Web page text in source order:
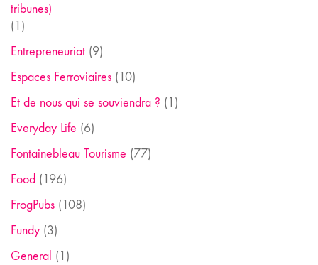
tribunes)
(1)
Entrepreneuriat (9)
Espaces Ferroviaires (10)
Et de nous qui se souviendra ? (1)
Everyday Life (6)
Fontainebleau Tourisme (77)
Food (196)
FrogPubs (108)
Fundy (3)
General (1)